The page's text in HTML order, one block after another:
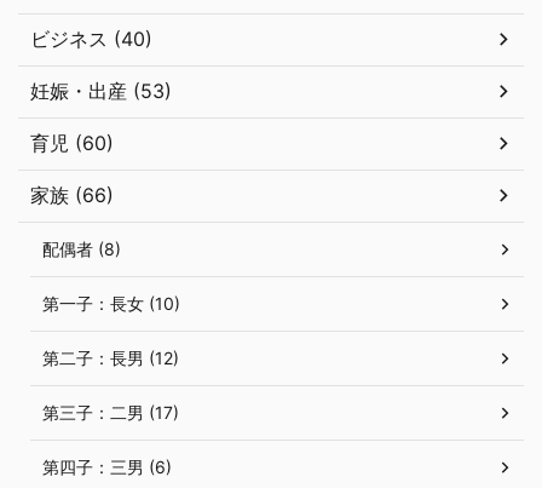
ビジネス (40)
妊娠・出産 (53)
育児 (60)
家族 (66)
配偶者 (8)
第一子：長女 (10)
第二子：長男 (12)
第三子：二男 (17)
第四子：三男 (6)